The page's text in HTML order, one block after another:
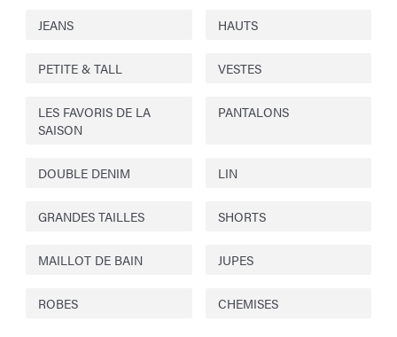
JEANS HAUTS
PETITE & TALL VESTES
LES FAVORIS DE LA
SAISON
PANTALONS
DOUBLE DENIM LIN
GRANDES TAILLES SHORTS
MAILLOT DE BAIN JUPES
ROBES CHEMISES